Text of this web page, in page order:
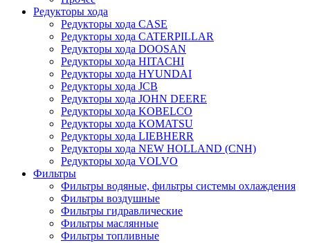
Редукторы хода
Редукторы хода CASE
Редукторы хода CATERPILLAR
Редукторы хода DOOSAN
Редукторы хода HITACHI
Редукторы хода HYUNDAI
Редукторы хода JCB
Редукторы хода JOHN DEERE
Редукторы хода KOBELCO
Редукторы хода KOMATSU
Редукторы хода LIEBHERR
Редукторы хода NEW HOLLAND (CNH)
Редукторы хода VOLVO
Фильтры
Фильтры водяные, фильтры системы охлаждения
Фильтры воздушные
Фильтры гидравлические
Фильтры маслянные
Фильтры топливные